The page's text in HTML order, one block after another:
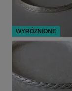
WYRÓŻNIONE